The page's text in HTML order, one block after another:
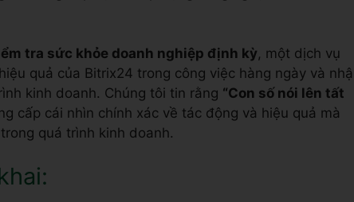
dàng tiếp cận và áp dụng công nghệ vào doanh
tra sức khỏe doanh nghiệp định kỳ, một dịch vụ
quả của Bitrix24 trong công việc hàng ngày và nhận
kinh doanh. Chúng tôi tin rằng“Con số nói lên tất
cấp cái nhìn chính xác về tác động và hiệu quả mà